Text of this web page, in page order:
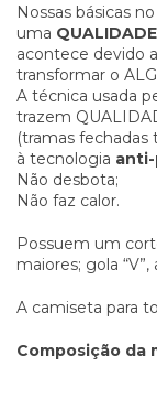
Nossas básicas
uma QUALIDADE
acontece devido
transformar o
A técnica usada
trazem
(tramas fechadas
à tecnologia
Não desbota;
Não faz calor.
Possuem um
maiores; gola
A camiseta para
Composição da